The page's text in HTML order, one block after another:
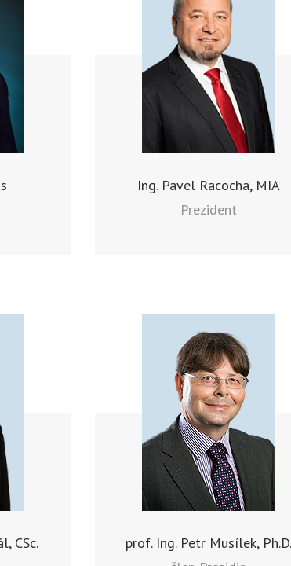
Ing. Pavel Racocha, MIA
Prezident
CSc.
prof. Ing. Petr Musílek, Ph.D.